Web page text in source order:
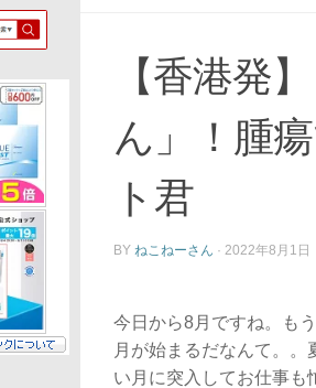
【香港発
ん」！腫
ト君
BY ねこねーさん · 2022年8月1日
今日から8月ですね。も
月が始まるだなんて。
い月に突入してお仕事も